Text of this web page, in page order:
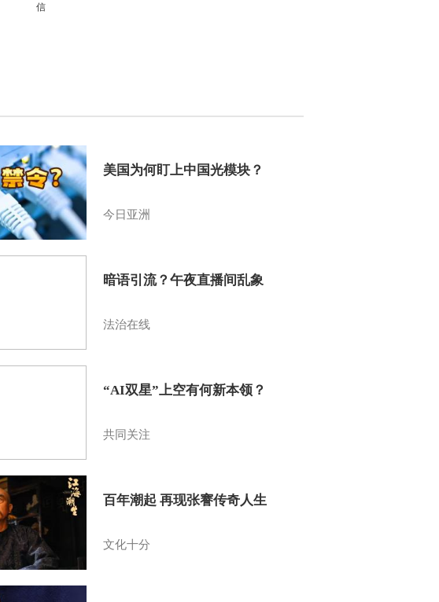
美国为何盯上中国光模块？
今日亚洲
暗语引流？午夜直播间乱象
法治在线
“AI双星”上空有何新本领？
共同关注
百年潮起 再现张謇传奇人生
文化十分